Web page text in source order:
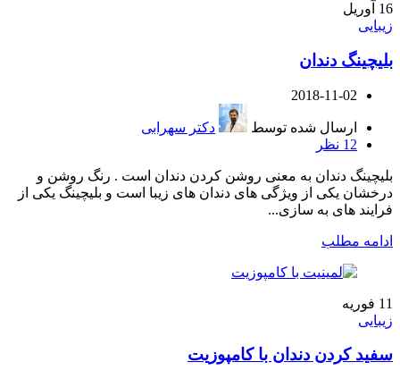
16 آوریل
زیبایی
بلیچینگ دندان
2018-11-02
ارسال شده توسط
دکتر سهرابی
12 نظر
بلیچینگ دندان به معنی روشن کردن دندان است . رنگ روشن و
درخشان یکی از ویژگی های دندان های زیبا است و بلیچینگ یکی از
فرایند های به سازی...
ادامه مطلب
11 فوریه
زیبایی
سفید کردن دندان با کامپوزیت